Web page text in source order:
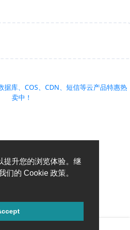
提升您的浏览体验。继
们的 Cookie 政策。
据库、COS、CDN、短信等云产品特惠热
卖中！